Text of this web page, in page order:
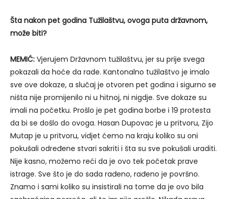
Šta nakon pet godina Tužilaštvu, ovoga puta državnom,
može biti?
MEMIĆ: Vjerujem Državnom tužilaštvu, jer su prije svega
pokazali da hoće da rade. Kantonalno tužilaštvo je imalo
sve ove dokaze, a slučaj je otvoren pet godina i sigurno se
ništa nije promijenilo ni u hitnoj, ni nigdje. Sve dokaze su
imali na početku. Prošlo je pet godina borbe i 19 protesta
da bi se došlo do ovoga. Hasan Dupovac je u pritvoru, Zijo
Mutap je u pritvoru, vidjet ćemo na kraju koliko su oni
pokušali određene stvari sakriti i šta su sve pokušali uraditi.
Nije kasno, možemo reći da je ovo tek početak prave
istrage. Sve što je do sada rađeno, rađeno je površno.
Znamo i sami koliko su insistirali na tome da je ovo bila